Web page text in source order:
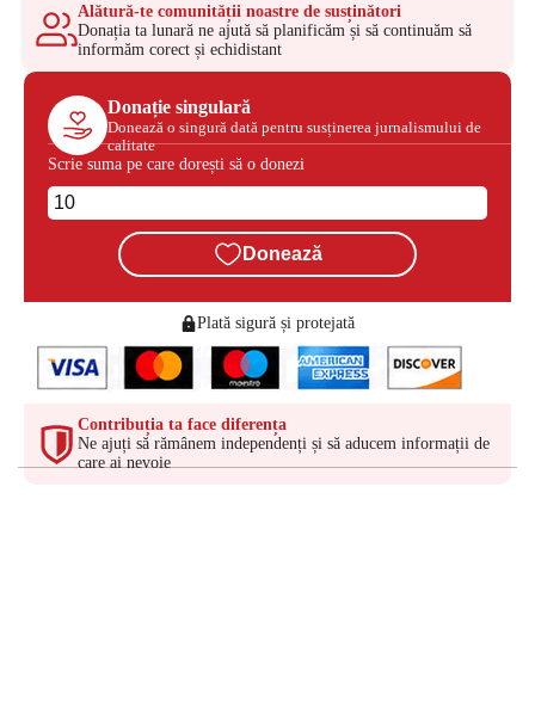
Alătură-te comunității noastre de susținători
Donația ta lunară ne ajută să planificăm și să continuăm să
informăm corect și echidistant
Donație singulară
Donează o singură dată pentru susținerea jurnalismului de
calitate
Scrie suma pe care dorești să o donezi
Donează
Plată sigură și protejată
Contribuția ta face diferența
Ne ajuți să rămânem independenți și să aducem informații de
care ai nevoie